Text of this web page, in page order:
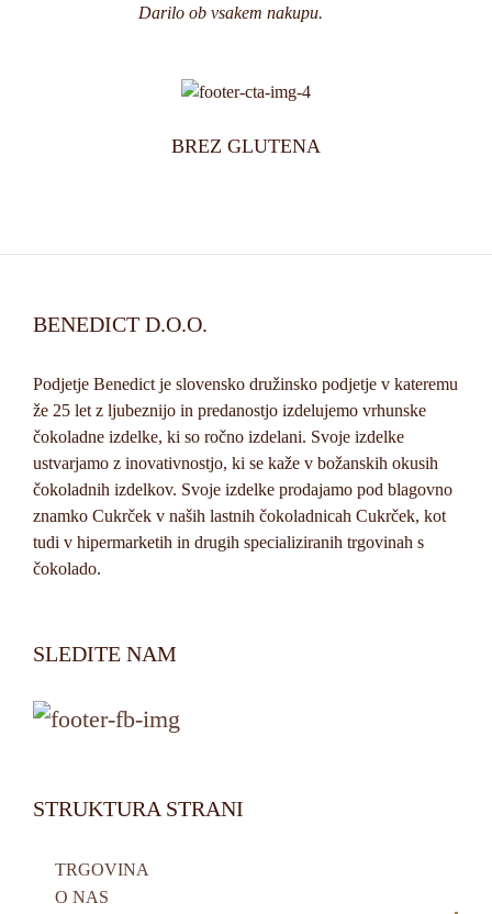
Darilo ob vsakem nakupu.
BREZ GLUTENA
BENEDICT D.O.O.
Podjetje Benedict je slovensko družinsko podjetje v kateremu
že 25 let z ljubeznijo in predanostjo izdelujemo vrhunske
čokoladne izdelke, ki so ročno izdelani. Svoje izdelke
ustvarjamo z inovativnostjo, ki se kaže v božanskih okusih
čokoladnih izdelkov. Svoje izdelke prodajamo pod blagovno
znamko Cukrček v naših lastnih čokoladnicah Cukrček, kot
tudi v hipermarketih in drugih specializiranih trgovinah s
čokolado.
SLEDITE NAM
STRUKTURA STRANI
TRGOVINA
O NAS